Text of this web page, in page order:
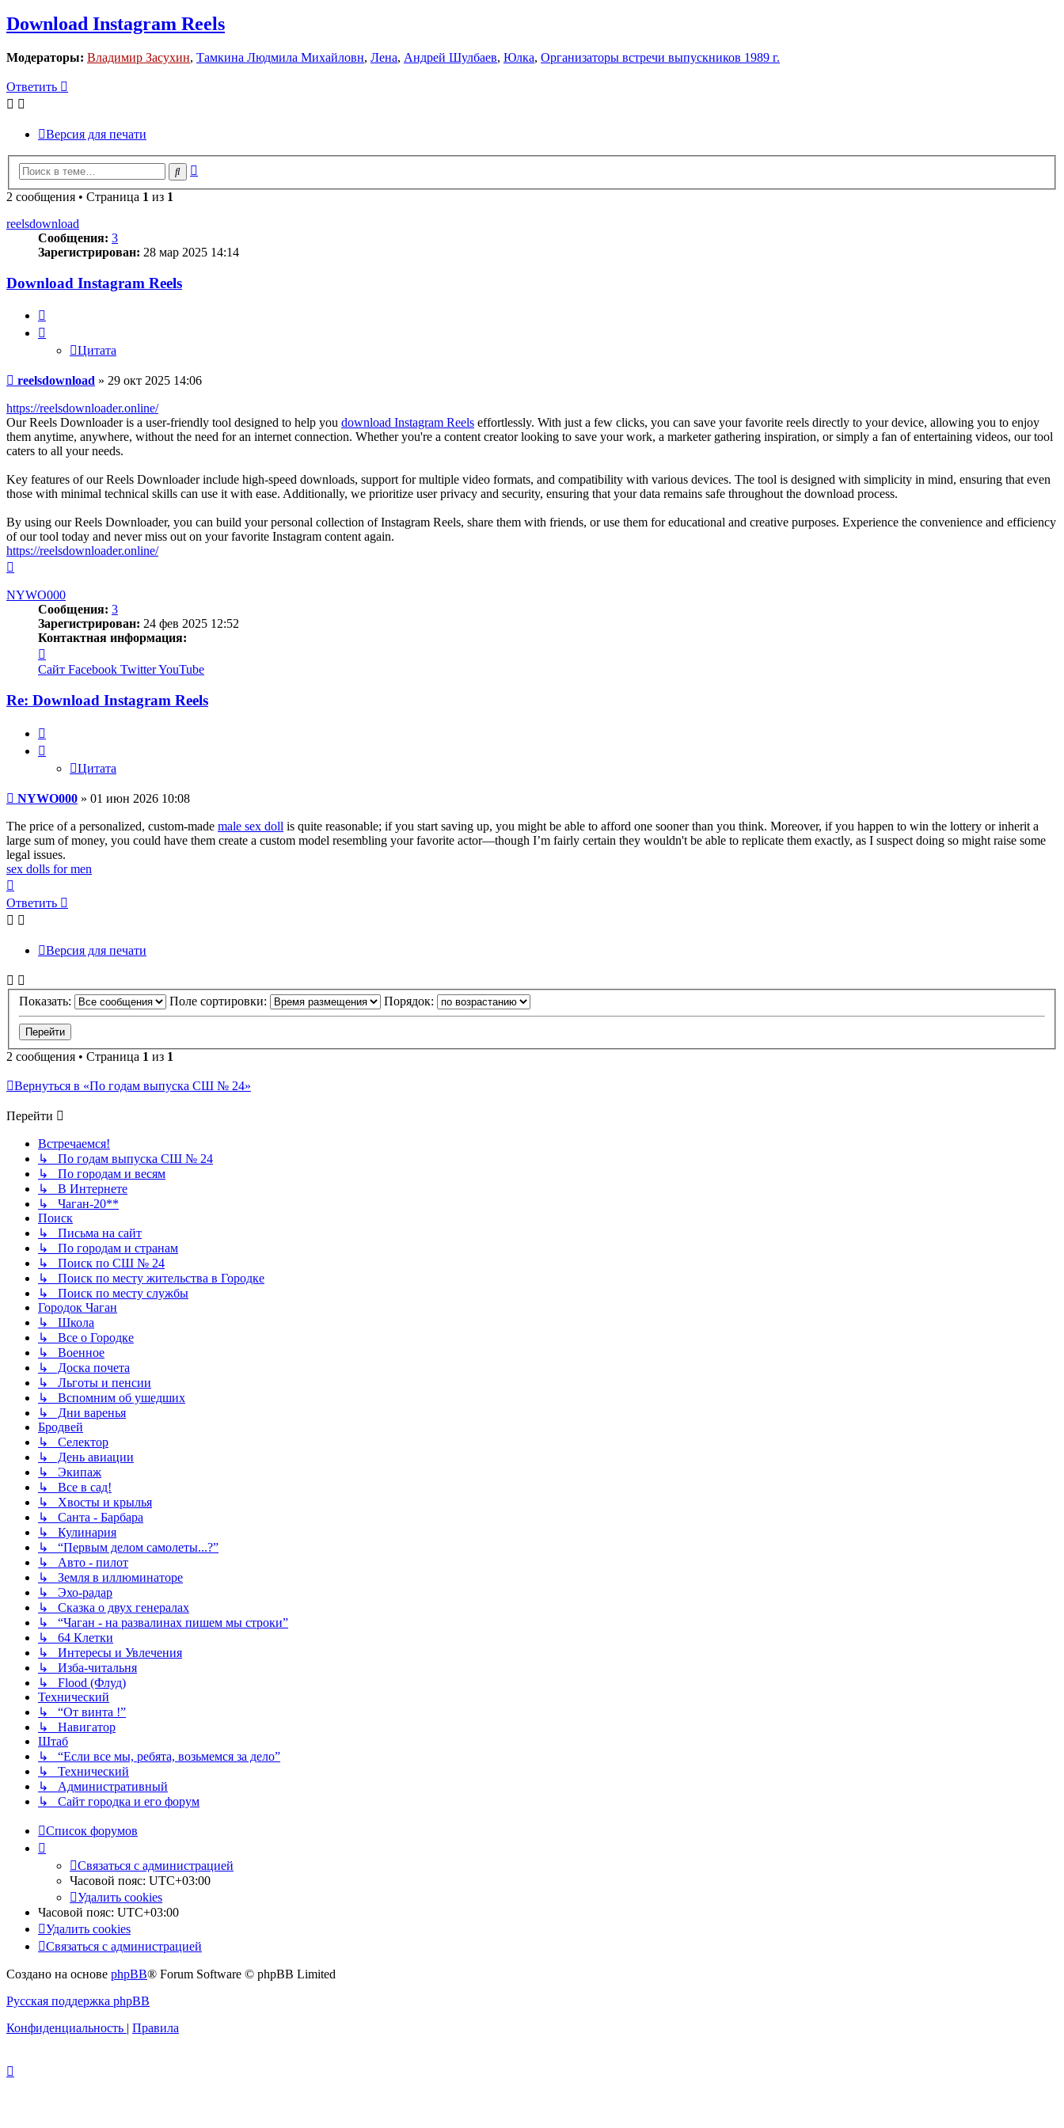
Download Instagram Reels
Модераторы: Владимир Засухин, Тамкина Людмила Михайловн, Лена, Андрей Шулбаев, Юлка, Организаторы встречи выпускников 1989 г.
Ответить
Версия для печати
Поиск
2 сообщения • Страница 1 из 1
reelsdownload
Сообщения: 3
Зарегистрирован: 28 мар 2025 14:14
Download Instagram Reels
Цитата
Сообщение
reelsdownload » 29 окт 2025 14:06
https://reelsdownloader.online/
Our Reels Downloader is a user-friendly tool designed to help you download Instagram Reels effortlessly. With just a few clicks, you can save your favorite reels directly to your device, allowing you to enjoy
them anytime, anywhere, without the need for an internet connection. Whether you're a content creator looking to save your work, a marketer gathering inspiration, or simply a fan of entertaining videos, our tool
caters to all your needs.
Key features of our Reels Downloader include high-speed downloads, support for multiple video formats, and compatibility with various devices. The tool is designed with simplicity in mind, ensuring that even
those with minimal technical skills can use it with ease. Additionally, we prioritize user privacy and security, ensuring that your data remains safe throughout the download process.
By using our Reels Downloader, you can build your personal collection of Instagram Reels, share them with friends, or use them for educational and creative purposes. Experience the convenience and efficiency
of our tool today and never miss out on your favorite Instagram content again.
https://reelsdownloader.online/
началу
NYWO000
Сообщения: 3
Зарегистрирован: 24 фев 2025 12:52
Контактная информация:
информация
пользователя
NYWO000
Сайт Facebook TwitterYouTube
Re: Download Instagram Reels
Цитата
Сообщение
NYWO000 » 01 июн 2026 10:08
The price of a personalized, custom-made male sex doll is quite reasonable; if you start saving up, you might be able to afford one sooner than you think. Moreover, if you happen to win the lottery or inherit a
large sum of money, you could have them create a custom model resembling your favorite actor—though I’m fairly certain they wouldn't be able to replicate them exactly, as I suspect doing so might raise some
legal issues.
sex dolls for men
к
началу
Ответить
Версия для печати
Показать: Поле сортировки: Порядок:
2 сообщения • Страница 1 из 1
Вернуться в «По годам выпуска СШ № 24»
Перейти
Встречаемся!
↳ По годам выпуска СШ № 24
↳ По городам и весям
↳ В Интернете
↳ Чаган-20**
Поиск
↳ Письма на сайт
↳ По городам и странам
↳ Поиск по СШ № 24
↳ Поиск по месту жительства в Городке
↳ Поиск по месту службы
Городок Чаган
↳ Школа
↳ Все о Городке
↳ Военное
↳ Доска почета
↳ Льготы и пенсии
↳ Вспомним об ушедших
↳ Дни варенья
Бродвей
↳ Селектор
↳ День авиации
↳ Экипаж
↳ Все в сад!
↳ Хвосты и крылья
↳ Санта - Барбара
↳ Кулинария
↳ “Первым делом самолеты...?”
↳ Авто - пилот
↳ Земля в иллюминаторе
↳ Эхо-радар
↳ Сказка о двух генералах
↳ “Чаган - на развалинах пишем мы строки”
↳ 64 Клетки
↳ Интересы и Увлечения
↳ Изба-читальня
↳ Flood (Флуд)
Технический
↳ “От винта !”
↳ Навигатор
Штаб
↳ “Если все мы, ребята, возьмемся за дело”
↳ Технический
↳ Административный
↳ Сайт городка и его форум
Список форумов
Связаться с администрацией
Часовой пояс: UTC+03:00
Удалить cookies
Часовой пояс: UTC+03:00
Удалить cookies
Связаться с администрацией
Создано на основе phpBB® Forum Software © phpBB Limited
Русская поддержка phpBB
Конфиденциальность | Правила